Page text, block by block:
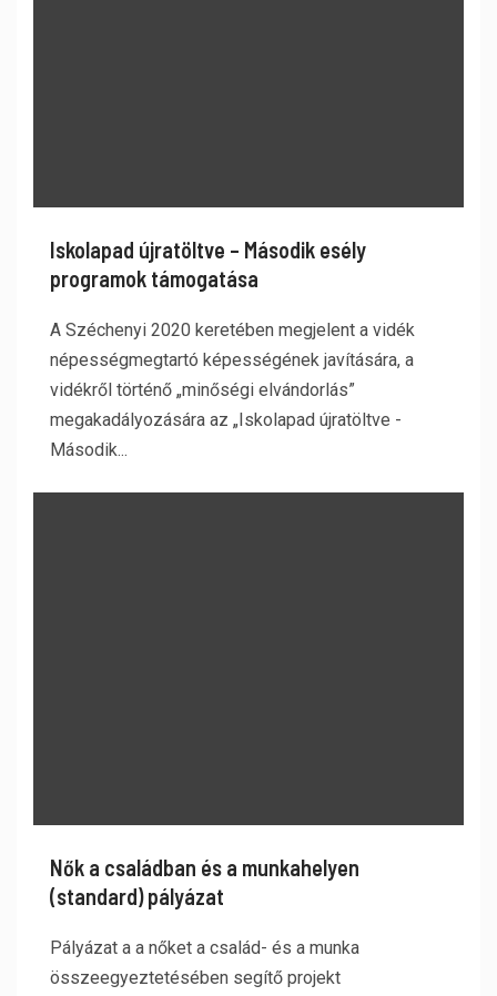
Iskolapad újratöltve – Második esély
programok támogatása
A Széchenyi 2020 keretében megjelent a vidék
népességmegtartó képességének javítására, a
vidékről történő „minőségi elvándorlás”
megakadályozására az „Iskolapad újratöltve -
Második...
Nők a családban és a munkahelyen
(standard) pályázat
Pályázat a a nőket a család- és a munka
összeegyeztetésében segítő projekt